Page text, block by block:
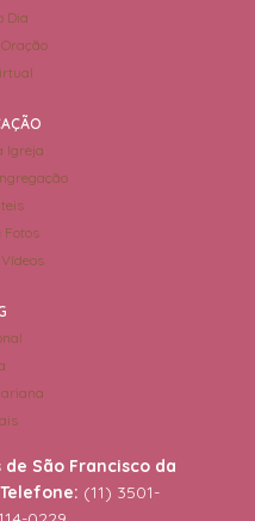
Dia
Igreja
Fotos
São Francisco da
Telefone: (11) 3501-